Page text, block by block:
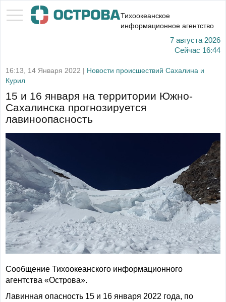
Тихоокеанское
информационное агентство
7 августа 2026
Сейчас 16:44
16:13, 14 Января 2022 | Новости происшествий Сахалина и
Курил
15 и 16 января на территории Южно-
Сахалинска прогнозируется
лавиноопасность
Сообщение Тихоокеанского информационного
агентства «Острова».
Лавинная опасность 15 и 16 января 2022 года, по